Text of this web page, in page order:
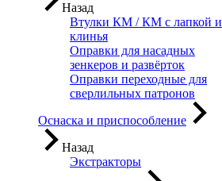
Назад
Втулки КМ / КМ с лапкой и
клинья
Оправки для насадных
зенкеров и развёрток
Оправки переходные для
сверлильных патронов
Оснаска и приспособление
Назад
Экстракторы